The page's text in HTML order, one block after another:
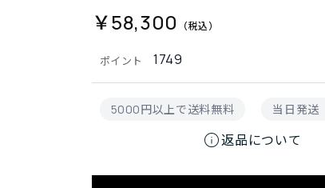
ポイント 1749
5000円以上で送料無料 当日発送
info返品について
￥58,300